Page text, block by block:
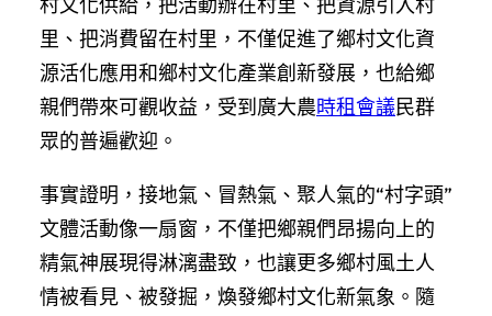
里、把消費留在村里，不僅促進了鄉村文化資
源活化應用和鄉村文化產業創新發展，也給鄉
親們帶來可觀收益，受到廣大農時租會議民群
眾的普遍歡迎。
事實證明，接地氣、冒熱氣、聚人氣的“村字頭”
文體活動像一扇窗，不僅把鄉親們昂揚向上的
精氣神展現得淋漓盡致，也讓更多鄉村風土人
情被看見、被發掘，煥發鄉村文化新氣象。隨